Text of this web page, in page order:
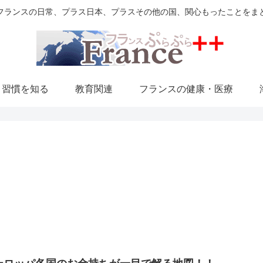
ランスの日常、プラス日本、プラスその他の国、関心もったことをま
慣を知る 教育関連 フランスの健康・医療